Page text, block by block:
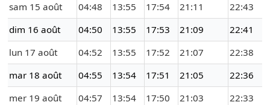
sam 15 août
04:48 13:55 17:54 21:11
22:43
dim 16 août
04:50 13:55 17:53 21:09
22:41
lun 17 août
04:52 13:55 17:52 21:07
22:38
mar 18 août
04:55 13:54 17:51 21:05
22:36
mer 19 août
04:57 13:54 17:50 21:03
22:33